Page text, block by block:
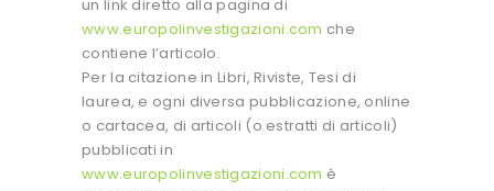
un link diretto alla pagina di
www.europolinvestigazioni.com che
contiene l’articolo.
Per la citazione in Libri, Riviste, Tesi di
laurea, e ogni diversa pubblicazione, online
o cartacea, di articoli (o estratti di articoli)
pubblicati in
www.europolinvestigazioni.com è